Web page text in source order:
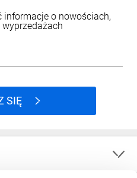
informacje o nowościach,
SIĘ